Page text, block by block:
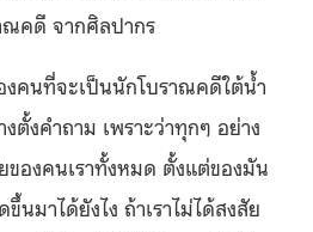
คดี จากศิลปากร
งคนที่จะเป็นนักโบราณคดีใต้น้ำ
ตั้งคำถาม เพราะว่าทุกๆ อย่าง
องคนเราทั้งหมด ตั้งแต่ของมัน
ขึ้นมาได้ยังไง ถ้าเราไม่ได้สงสัย